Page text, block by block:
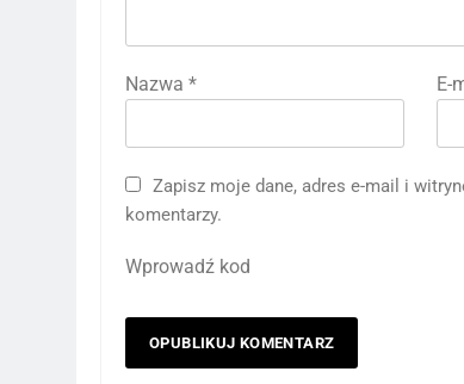
Nazwa * E-
Zapisz moje dane, adres e-mail i
komentarzy.
Wprowadź kod